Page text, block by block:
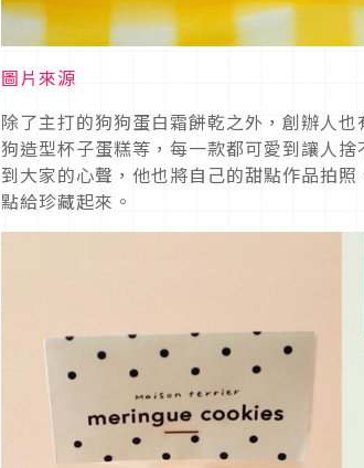
圖片來源
除了主打的狗狗蛋白霜餅乾之外，創辦人
狗造型杯子蛋糕等，每一款都可愛到讓人
到大家的心聲，他也將自己的甜點作品拍
點給珍藏起來。